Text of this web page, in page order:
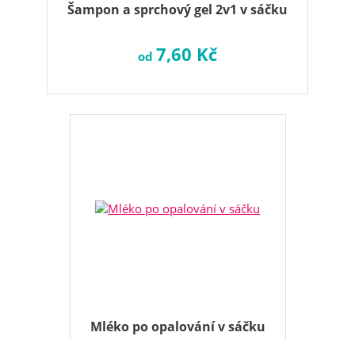
Šampon a sprchový gel 2v1 v sáčku
od 7,60 Kč
Mléko po opalování v sáčku